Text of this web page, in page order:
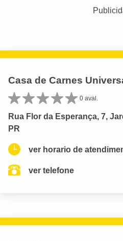
Casa de Carnes
0 aval.
Rua Flor da Esperança, 7,
PR
ver horario de
ver telefone